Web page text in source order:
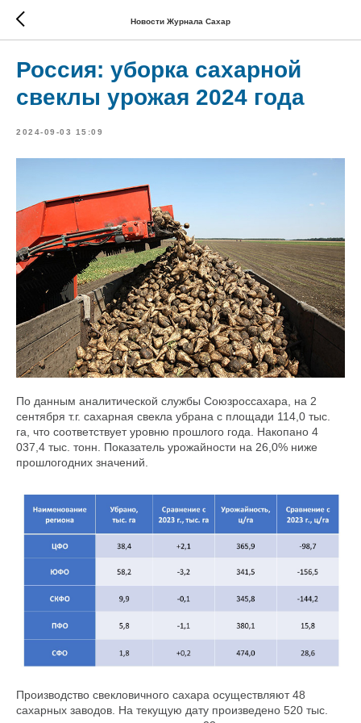
Новости Журнала Сахар
Россия: уборка сахарной
свеклы урожая 2024 года
2024-09-03 15:09
По данным аналитической службы Союзроссахара, на 2
сентября т.г. сахарная свекла убрана с площади 114,0 тыс.
га, что соответствует уровню прошлого года. Накопано 4
037,4 тыс. тонн. Показатель урожайности на 26,0% ниже
прошлогодних значений.
Производство свекловичного сахара осуществляют 48
сахарных заводов. На текущую дату произведено 520 тыс.